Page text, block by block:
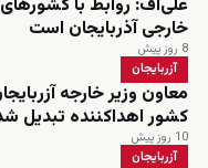
علی‌اف: روابط با
خارجی آذربایجان است
8 روز پیش
آزربایجان
معاون وزیر خارجه
کشور اهداکننده تبدیل
10 روز پیش
آزربایجان